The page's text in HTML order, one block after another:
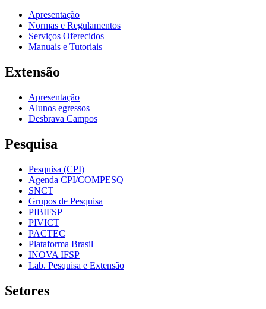
Apresentação
Normas e Regulamentos
Serviços Oferecidos
Manuais e Tutoriais
Extensão
Apresentação
Alunos egressos
Desbrava Campos
Pesquisa
Pesquisa (CPI)
Agenda CPI/COMPESQ
SNCT
Grupos de Pesquisa
PIBIFSP
PIVICT
PACTEC
Plataforma Brasil
INOVA IFSP
Lab. Pesquisa e Extensão
Setores